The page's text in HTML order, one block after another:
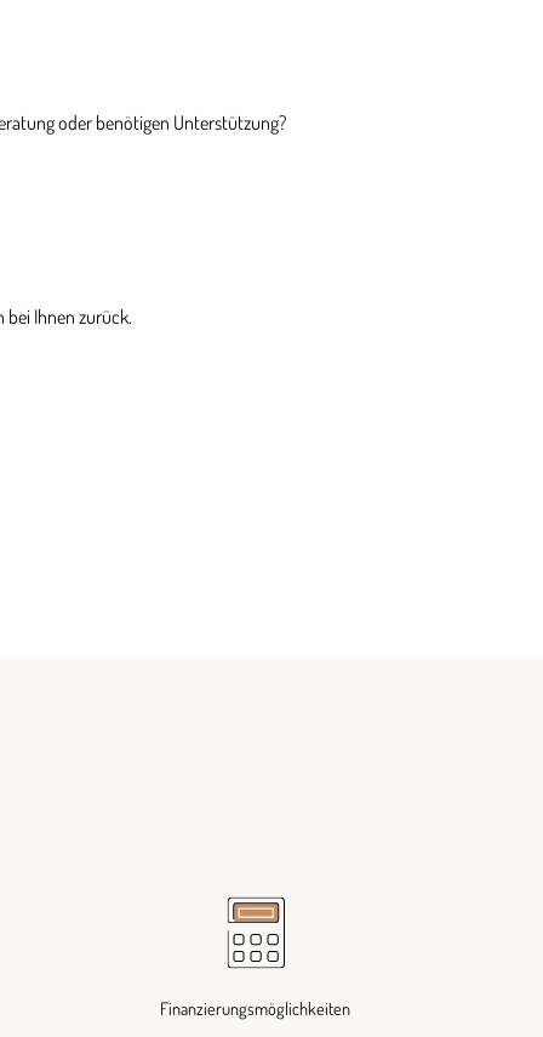
oder benötigen Unterstützung?
Ihnen zurück.
Finanzierungsmöglichkeiten